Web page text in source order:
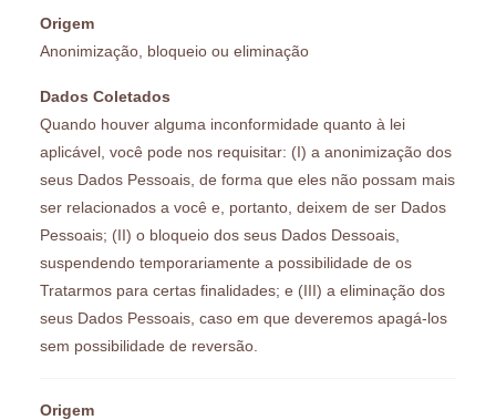
Origem
Anonimização, bloqueio ou eliminação
Dados Coletados
Quando houver alguma inconformidade quanto à lei
aplicável, você pode nos requisitar: (I) a anonimização dos
seus Dados Pessoais, de forma que eles não possam mais
ser relacionados a você e, portanto, deixem de ser Dados
Pessoais; (II) o bloqueio dos seus Dados Dessoais,
suspendendo temporariamente a possibilidade de os
Tratarmos para certas finalidades; e (III) a eliminação dos
seus Dados Pessoais, caso em que deveremos apagá-los
sem possibilidade de reversão.
Origem